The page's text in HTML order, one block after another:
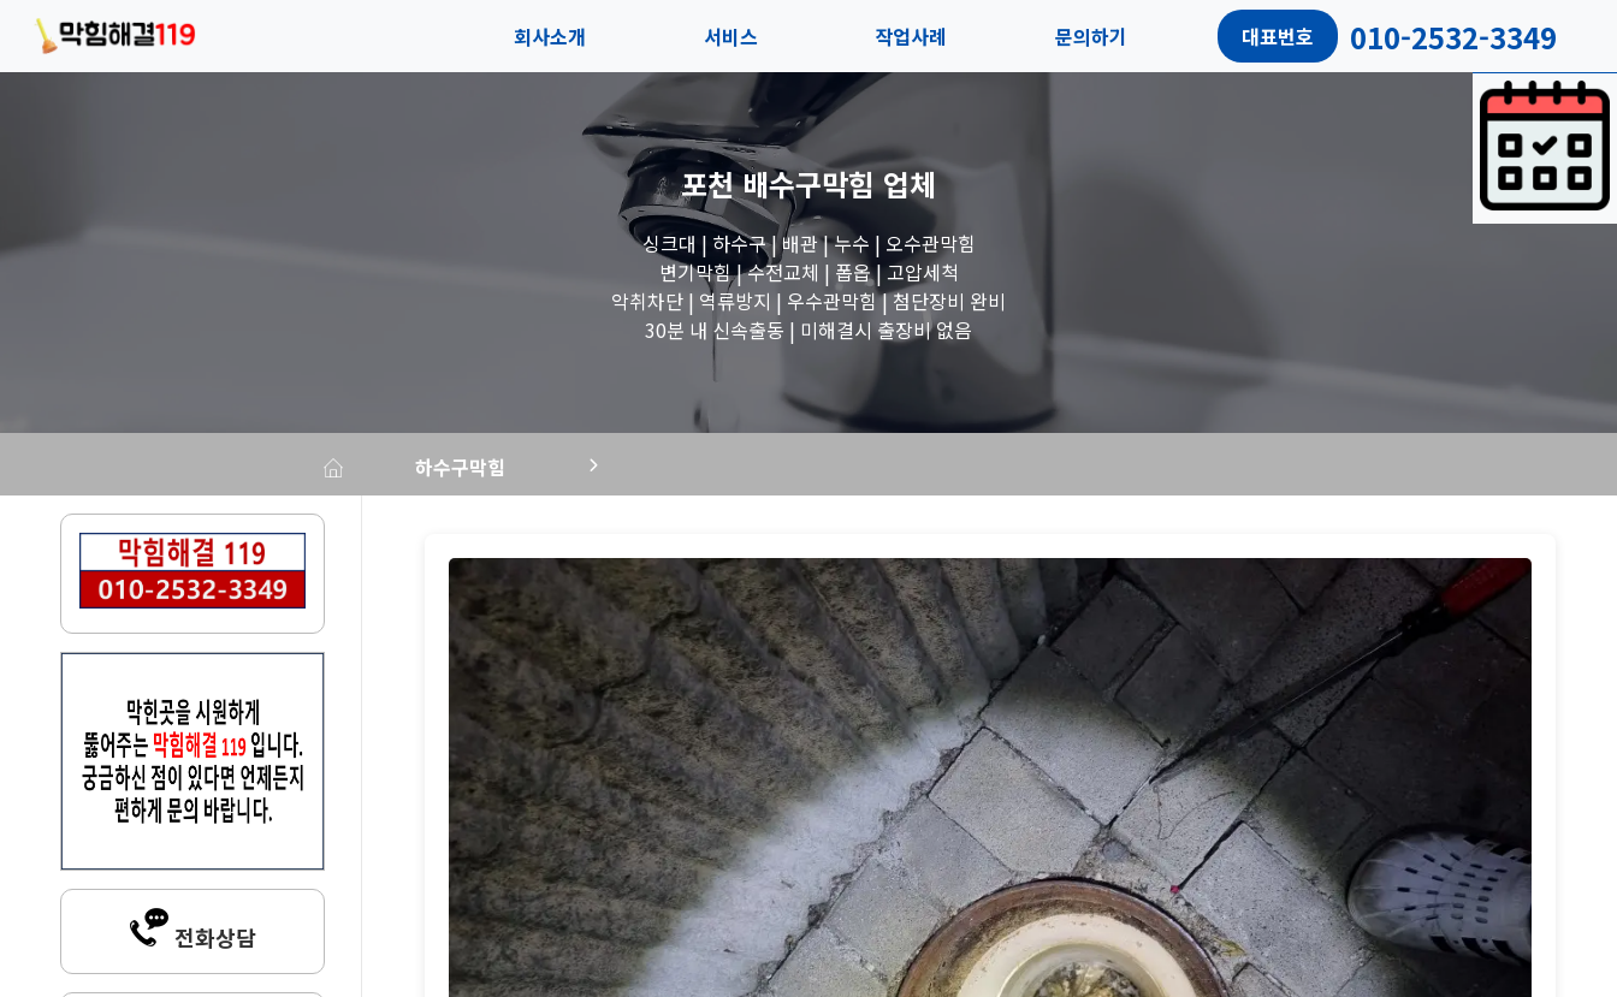
회사소개 서비스
솔루션
블로그
작업사례
세면대 작업
변기 작업
욕조 작업
하수구 작업
문의하기 대표번호 010-2532-3349
포천 배수구막힘업체
싱크대 | 하수구 | 배관 | 누수 | 오수관막힘
변기막힘 | 수전교체 | 폽옵 | 고압세척
악취차단 | 역류방지 | 우수관막힘 | 첨단장비 완비
30분 내 신속출동 | 미해결시 출장비 없음
하수구막힘
전화상담